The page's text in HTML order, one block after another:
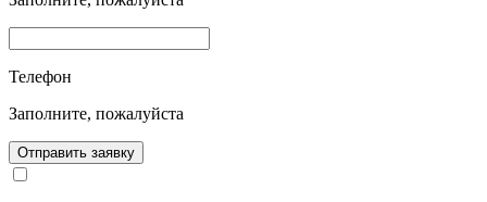
Телефон
Заполните, пожалуйста
Отправить заявку